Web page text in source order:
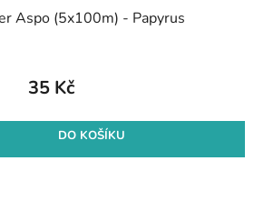
Aspo (5x100m) - Papyrus
35 Kč
DO KOŠÍKU